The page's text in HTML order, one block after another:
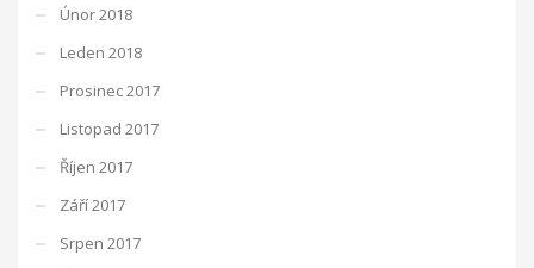
Únor 2018
Leden 2018
Prosinec 2017
Listopad 2017
Říjen 2017
Září 2017
Srpen 2017